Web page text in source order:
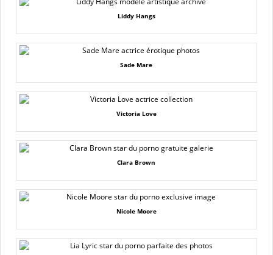
Liddy Hangs
Sade Mare
Victoria Love
Clara Brown
Nicole Moore